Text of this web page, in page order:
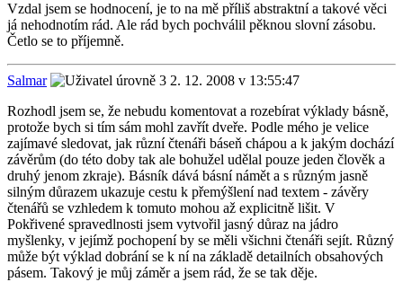
Vzdal jsem se hodnocení, je to na mě příliš abstraktní a takové věci
já nehodnotím rád. Ale rád bych pochválil pěknou slovní zásobu.
Četlo se to příjemně.
Salmar
2. 12. 2008 v 13:55:47
Rozhodl jsem se, že nebudu komentovat a rozebírat výklady básně,
protože bych si tím sám mohl zavřít dveře. Podle mého je velice
zajímavé sledovat, jak různí čtenáři báseň chápou a k jakým dochází
závěrům (do této doby tak ale bohužel udělal pouze jeden člověk a
druhý jenom zkraje). Básník dává básní námět a s různým jasně
silným důrazem ukazuje cestu k přemýšlení nad textem - závěry
čtenářů se vzhledem k tomuto mohou až explicitně lišit. V
Pokřivené spravedlnosti jsem vytvořil jasný důraz na jádro
myšlenky, v jejímž pochopení by se měli všichni čtenáři sejít. Různý
může být výklad dobrání se k ní na základě detailních obsahových
pásem. Takový je můj záměr a jsem rád, že se tak děje.